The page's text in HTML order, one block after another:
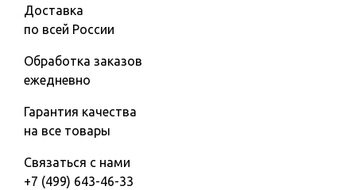
Доставка
по всей России
Обработка заказов
ежедневно
Гарантия качества
на все товары
Связаться с нами
+7 (499) 643-46-33